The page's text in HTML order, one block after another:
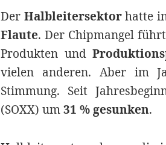
Der Halbleitersektorhatte
Flaute. Der Chipmangel
Produkten und
vielen anderen. Aber im
Stimmung. Seit
(SOXX) um31 % gesunken.